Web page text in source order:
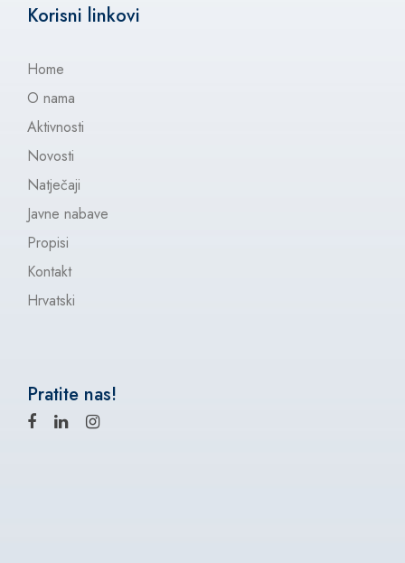
Korisni linkovi
Home
O nama
Aktivnosti
Novosti
Natječaji
Javne nabave
Propisi
Kontakt
Hrvatski
Pratite nas!